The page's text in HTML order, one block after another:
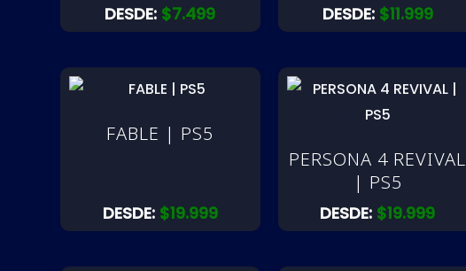
DESDE: $7.499 DESDE: $11.999
FABLE | PS5
DESDE: $19.999
PERSONA 4 REVIVAL
| PS5
DESDE: $19.999